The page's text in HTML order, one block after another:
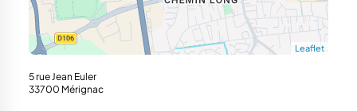
Leaflet
5 rue Jean Euler
33700 Mérignac